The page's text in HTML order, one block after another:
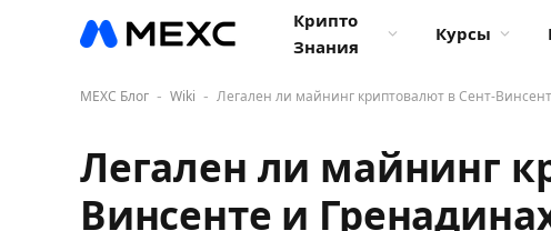
Крипто
Знания
Курсы
MEXC Блог - Wiki - Легален ли майнинг криптовалют в Сент-
Легален ли майнинг
Винсенте и